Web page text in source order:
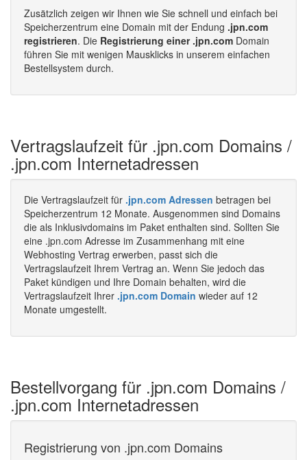
Zusätzlich zeigen wir Ihnen wie Sie schnell und einfach bei
Speicherzentrum eine Domain mit der Endung .jpn.com
registrieren. Die Registrierung einer .jpn.com Domain
führen Sie mit wenigen Mausklicks in unserem einfachen
Bestellsystem durch.
Vertragslaufzeit für .jpn.com Domains /
.jpn.com Internetadressen
Die Vertragslaufzeit für .jpn.com Adressen betragen bei
Speicherzentrum 12 Monate. Ausgenommen sind Domains
die als Inklusivdomains im Paket enthalten sind. Sollten Sie
eine .jpn.com Adresse im Zusammenhang mit eine
Webhosting Vertrag erwerben, passt sich die
Vertragslaufzeit Ihrem Vertrag an. Wenn Sie jedoch das
Paket kündigen und Ihre Domain behalten, wird die
Vertragslaufzeit Ihrer .jpn.com Domain wieder auf 12
Monate umgestellt.
Bestellvorgang für .jpn.com Domains /
.jpn.com Internetadressen
Registrierung von .jpn.com Domains